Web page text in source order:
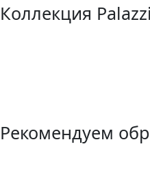
Коллекция Palazzi
Рекомендуем